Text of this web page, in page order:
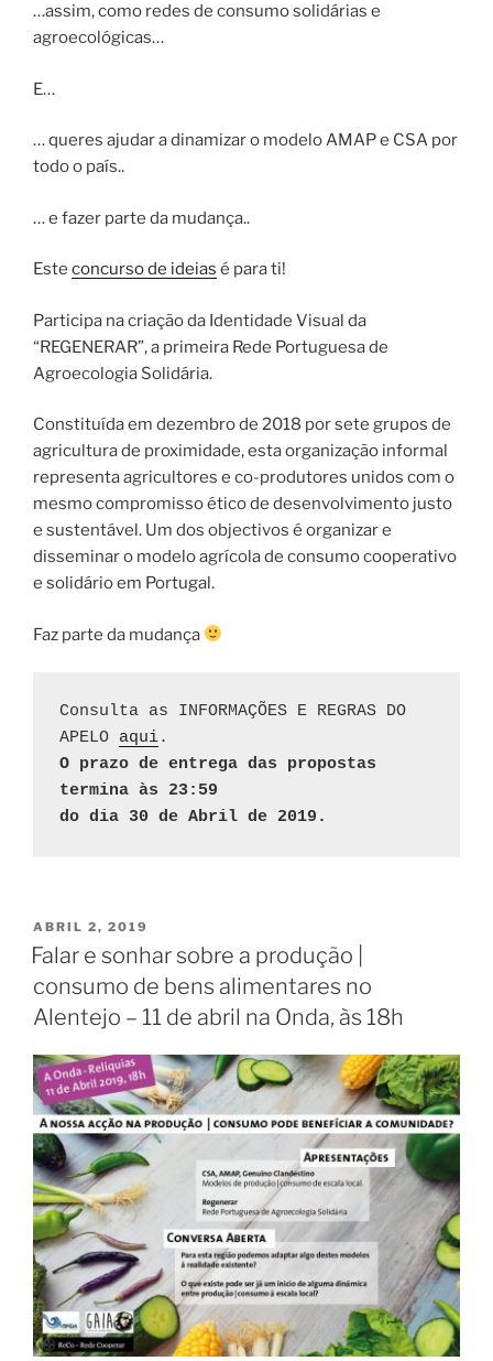
…assim, como redes de consumo solidárias e
agroecológicas…
E…
… queres ajudar a dinamizar o modelo AMAP e CSA por
todo o país..
… e fazer parte da mudança..
Este concurso de ideias é para ti!
Participa na criação da Identidade Visual da
“REGENERAR”, a primeira Rede Portuguesa de
Agroecologia Solidária.
Constituída em dezembro de 2018 por sete grupos de
agricultura de proximidade, esta organização informal
representa agricultores e co-produtores unidos com o
mesmo compromisso ético de desenvolvimento justo
e sustentável. Um dos objectivos é organizar e
disseminar o modelo agrícola de consumo cooperativo
e solidário em Portugal.
Faz parte da mudança
Consulta as INFORMAÇÕES E REGRAS DO
APELO aqui.
O prazo de entrega das propostas
termina às 23:59
do dia 30 de Abril de 2019.
PUBLICADO
EM
ABRIL 2, 2019
Falar e sonhar sobre a produção |
consumo de bens alimentares no
Alentejo – 11 de abril na Onda, às 18h